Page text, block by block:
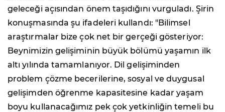
geleceği açısından önem taşıdığını vurguladı. Şirin
konuşmasında şu ifadeleri kullandı: "Bilimsel
araştırmalar bize çok net bir gerçeği gösteriyor:
Beynimizin gelişiminin büyük bölümü yaşamın ilk
altı yılında tamamlanıyor. Dil gelişiminden
problem çözme becerilerine, sosyal ve duygusal
gelişimden öğrenme kapasitesine kadar yaşam
boyu kullanacağımız pek çok yetkinliğin temeli bu